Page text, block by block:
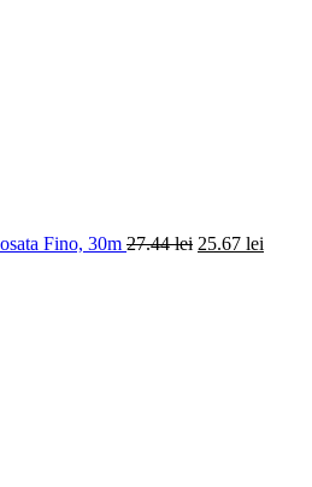
Fino, 30m 27.44lei 25.67 lei